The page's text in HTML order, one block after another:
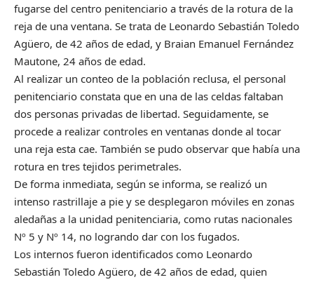
fugarse del centro penitenciario a través de la rotura de la
reja de una ventana. Se trata de Leonardo Sebastián Toledo
Agüero, de 42 años de edad, y Braian Emanuel Fernández
Mautone, 24 años de edad.
Al realizar un conteo de la población reclusa, el personal
penitenciario constata que en una de las celdas faltaban
dos personas privadas de libertad. Seguidamente, se
procede a realizar controles en ventanas donde al tocar
una reja esta cae. También se pudo observar que había una
rotura en tres tejidos perimetrales.
De forma inmediata, según se informa, se realizó un
intenso rastrillaje a pie y se desplegaron móviles en zonas
aledañas a la unidad penitenciaria, como rutas nacionales
Nº 5 y Nº 14, no logrando dar con los fugados.
Los internos fueron identificados como Leonardo
Sebastián Toledo Agüero, de 42 años de edad, quien